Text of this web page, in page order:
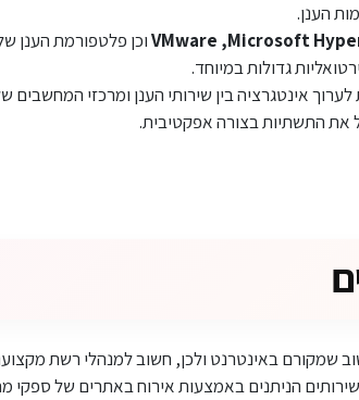
הענן.
VMware ,Microsoftוכן פלטפורמת הענן
אינטגרציה בין שירותי הענן ומרכזי המחשבים
את התשתיות בצורה אפקטיבית.
שמקורם באינטרנט ולכן, חשוב למנהלי רשת
הניתנים באמצעות אירוח באתרים של ספקי